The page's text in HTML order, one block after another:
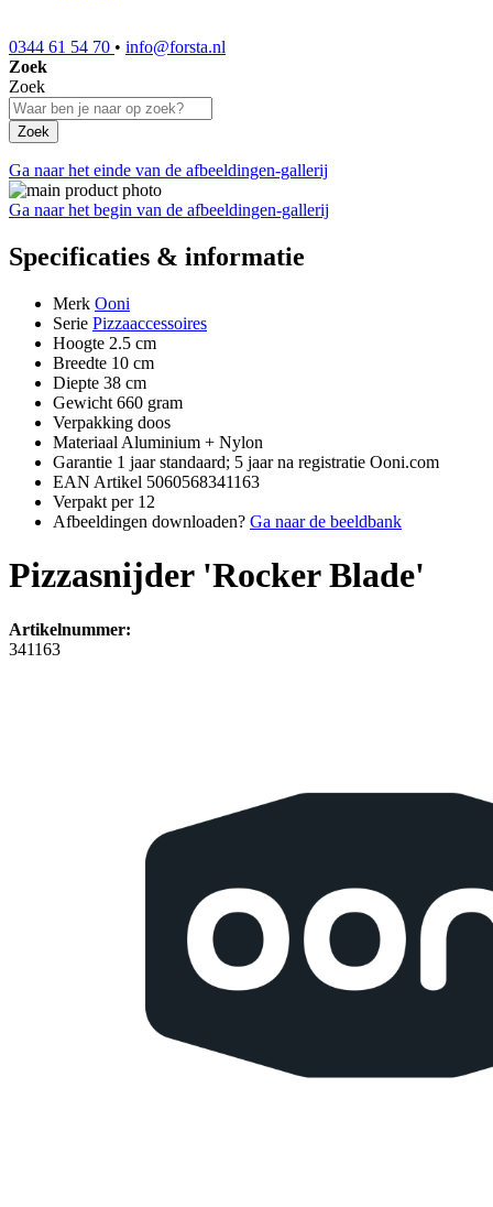
0344 61 54 70 • info@forsta.nl
Zoek
Zoek
Zoek
Ga naar het einde van de afbeeldingen-gallerij
Ga naar het begin van de afbeeldingen-gallerij
Specificaties & informatie
Merk Ooni
Serie Pizzaaccessoires
Hoogte 2.5 cm
Breedte 10 cm
Diepte 38 cm
Gewicht 660 gram
Verpakking doos
Materiaal Aluminium + Nylon
Garantie 1 jaar standaard; 5 jaar na registratie Ooni.com
EAN Artikel 5060568341163
Verpakt per 12
Afbeeldingen downloaden? Ga naar de beeldbank
Pizzasnijder 'Rocker Blade'
Artikelnummer:
341163